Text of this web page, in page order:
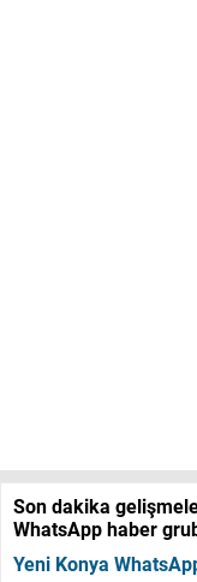
Son dakika
WhatsApp haber
Yeni Konya